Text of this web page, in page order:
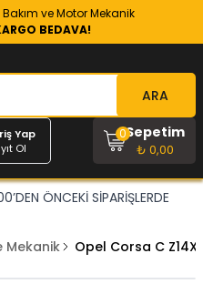
ve Motor Mekanik
BEDAVA!
ARA
Yap
Ol
Sepetim
₺ 0,00
0
ÖNCEKİ SİPARİŞLERDE
Mekanik Opel Corsa C